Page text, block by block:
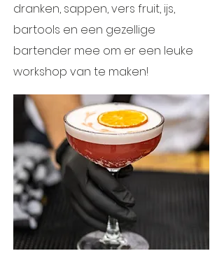
dranken, sappen, vers fruit, ijs,
bartools en een gezellige
bartender mee om er een leuke
workshop van te maken!